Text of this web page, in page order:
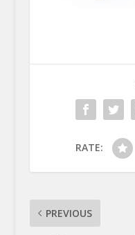
RATE:
PREVIOUS